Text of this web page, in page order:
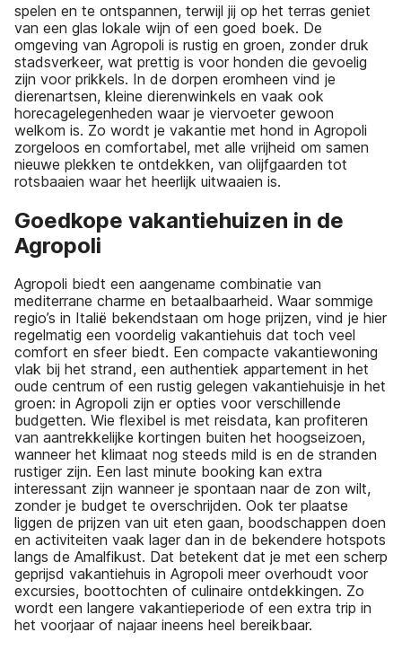
spelen en te ontspannen, terwijl jij op het terras geniet
van een glas lokale wijn of een goed boek. De
omgeving van Agropoli is rustig en groen, zonder druk
stadsverkeer, wat prettig is voor honden die gevoelig
zijn voor prikkels. In de dorpen eromheen vind je
dierenartsen, kleine dierenwinkels en vaak ook
horecagelegenheden waar je viervoeter gewoon
welkom is. Zo wordt je vakantie met hond in Agropoli
zorgeloos en comfortabel, met alle vrijheid om samen
nieuwe plekken te ontdekken, van olijfgaarden tot
rotsbaaien waar het heerlijk uitwaaien is.
Goedkope vakantiehuizen in de
Agropoli
Agropoli biedt een aangename combinatie van
mediterrane charme en betaalbaarheid. Waar sommige
regio’s in Italië bekendstaan om hoge prijzen, vind je hier
regelmatig een voordelig vakantiehuis dat toch veel
comfort en sfeer biedt. Een compacte vakantiewoning
vlak bij het strand, een authentiek appartement in het
oude centrum of een rustig gelegen vakantiehuisje in het
groen: in Agropoli zijn er opties voor verschillende
budgetten. Wie flexibel is met reisdata, kan profiteren
van aantrekkelijke kortingen buiten het hoogseizoen,
wanneer het klimaat nog steeds mild is en de stranden
rustiger zijn. Een last minute booking kan extra
interessant zijn wanneer je spontaan naar de zon wilt,
zonder je budget te overschrijden. Ook ter plaatse
liggen de prijzen van uit eten gaan, boodschappen doen
en activiteiten vaak lager dan in de bekendere hotspots
langs de Amalfikust. Dat betekent dat je met een scherp
geprijsd vakantiehuis in Agropoli meer overhoudt voor
excursies, boottochten of culinaire ontdekkingen. Zo
wordt een langere vakantieperiode of een extra trip in
het voorjaar of najaar ineens heel bereikbaar.